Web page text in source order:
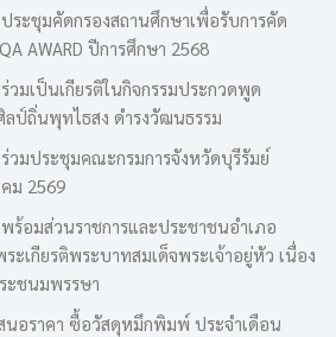
ระชุมคัดกรองสถานศึกษาเพื่อรับการคัด
AWARD ปีการศึกษา 2568
วมเป็นเกียรติในกิจกรรมประกวดพูด
ป์ถิ่นพุทไธสง ดำรงวัฒนธรรม
วมประชุมคณะกรมการจังหวัดบุรีรัมย์
ม 2569
ร้อมส่วนราชการและประชาชนอำเภอ
ะเกียรติพระบาทสมเด็จพระเจ้าอยู่หัว เนื่อง
ะชนมพรรษา
นอราคา ซื้อวัสดุหมึกพิมพ์ ประจำเดือน